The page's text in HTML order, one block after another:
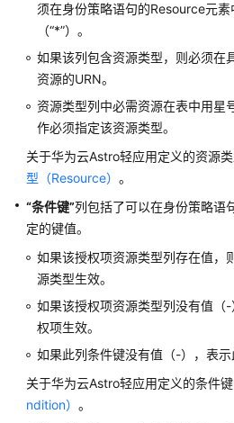
API
参
考
使
用
前
必
API
概
览
如
何
调
用
2.0）
须在身份策略语句的Resource元
（“*”）。
如果该列包含资源类型，则必须在
资源的URN。
资源类型列中必需资源在表中用星
作必须指定该资源类型。
关于华为云Astro轻应用定义的资源
型（Resource） 。
“条件键”列包括了可以在身份策略语
定的键值。
如果该授权项资源类型列存在值，
源类型生效。
如果该授权项资源类型列没有值（
权项生效。
如果此列条件键没有值（-），表示
关于华为云Astro轻应用定义的条件
ndition） 。